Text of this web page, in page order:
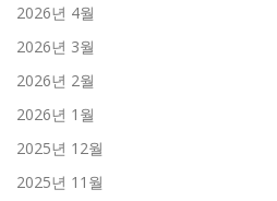
2026년 4월
2026년 3월
2026년 2월
2026년 1월
2025년 12월
2025년 11월